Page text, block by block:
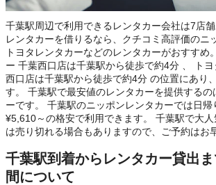
千葉駅周辺で利用できるレンタカー会社は7店
レンタカーを借りるなら、クチコミ高評価のニ
トヨタレンタカーなどのレンタカーがおすすめ
ー 千葉西口店は千葉駅から徒歩で約4分 、 ト
西口店は千葉駅から徒歩で約4分 の位置にあり
す。 千葉駅で最安値のレンタカーを提供するの
ーです。 千葉駅のニッポンレンタカーでは日帰
¥5,610～の格安で利用できます。 千葉駅で大
は売り切れる場合もありますので、ご予約はお
千葉駅到着からレンタカー貸出
間について